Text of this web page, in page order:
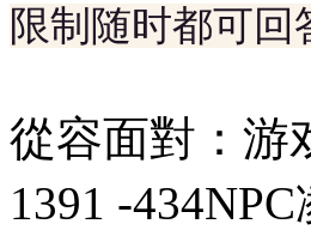
限制随时都可回
從容面對：游
1391 -